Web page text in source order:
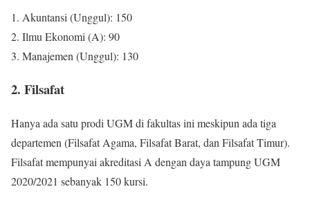
1. Akuntansi (Unggul): 150
2. Ilmu Ekonomi (A): 90
3. Manajemen (Unggul): 130
2. Filsafat
Hanya ada satu prodi UGM di fakultas ini meskipun ada tiga
departemen (Filsafat Agama, Filsafat Barat, dan Filsafat Timur).
Filsafat mempunyai akreditasi A dengan daya tampung UGM
2020/2021 sebanyak 150 kursi.